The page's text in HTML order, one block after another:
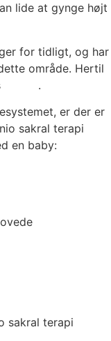
lide at gynge højt
for tidligt, og har
område. Hertil
.
er der er
sakral terapi
en baby:
sakral terapi